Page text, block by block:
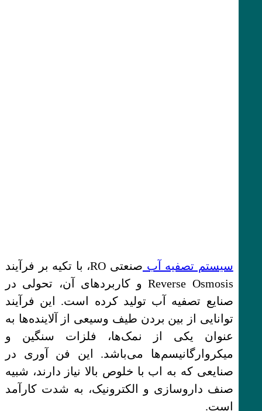
سیستم تصفیه آب
صنعتی RO، با تکیه بر فرآیند
Reverse Osmosis و کاربردهای آن، تحولی در
صنایع تصفیه آب تولید کرده است. این فرآیند
توانایی از بین بردن طیف وسیعی از آلاینده‌ها به
عنوان یکی از نمک‌ها، فلزات سنگین و
میکروارگانیسم‌ها می‌باشد. این فن آوری در
صنایعی که به اب با خلوص بالا نیاز دارند، شبیه
صنف داروسازی و الکترونیک، به شدت کارآمد
است.